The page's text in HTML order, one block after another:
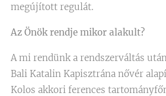
megújított regulát.
Az Önök rendje mikor alakult?
A mi rendünk a rendszerváltás
Bali Katalin Kapisztrána nővér
Kolos akkori ferences